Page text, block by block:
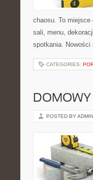
chaosu. To
sali, menu,
spotkania.
CATEGORIES:
POSTED BY ADMIN